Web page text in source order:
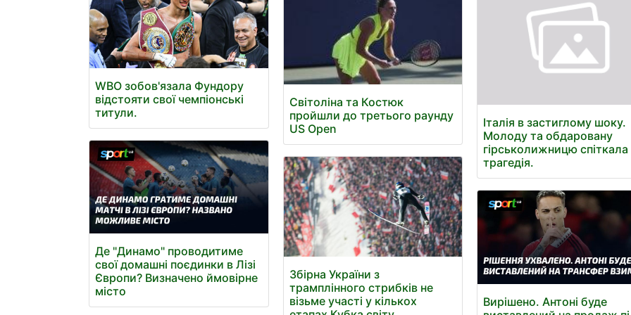
WBO зобов'язала Фундору
відстояти свої чемпіонські
титули.
Де "Динамо" проводитиме
свої домашні поєдинки в Лізі
Європи? Визначено ймовірне
місто
Світоліна та Костюк
пройшли до третього раунду
US Open
Збірна України з
трамплінного стрибків не
візьме участі у кількох
Італія в застиглому шоку.
Молоду та обдаровану
гірськолижницю спіткала
трагедія.
Вирішено. Антоні буде